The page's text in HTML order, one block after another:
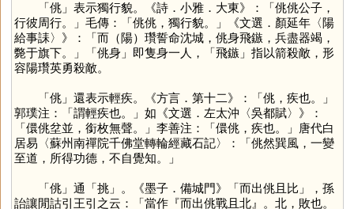
「佻」表示獨行貌。《詩．小雅．大東》：「佻佻公子，
行彼周行。」毛傳：「佻佻，獨行貌。」《文選．顏延年〈陽
給事誄〉》：「而（陽）瓚誓命沈城，佻身飛鏃，兵盡器竭，
斃于旗下。」「佻身」即隻身一人，「飛鏃」指以箭殺敵，形
容陽瓚英勇殺敵。
「佻」還表示輕疾。《方言．第十二》：「佻，疾也。」
郭璞注：「謂輕疾也。」如《文選．左太沖〈吳都賦〉》：
「儇佻坌並，銜枚無聲。」李善注：「儇佻，疾也。」唐代白
居易〈蘇州南禪院千佛堂轉輪經藏石記〉：「佻然巽風，一變
至道，所得功德，不自覺知。」
「佻」通「挑」。《墨子．備城門》「而出佻且比」，孫
詒讓閒詁引王引之云：「當作『而出佻戰且北』。北，敗也。